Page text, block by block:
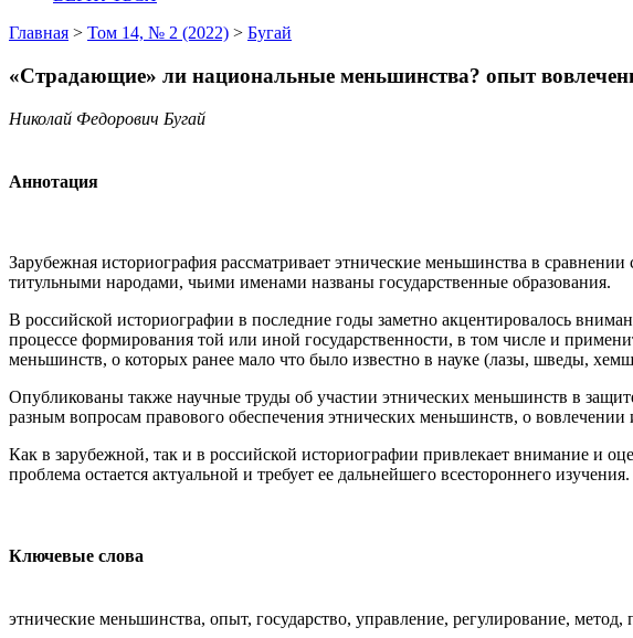
Главная > Том 14, № 2 (2022) > Бугай
«Страдающие» ли национальные меньшинства? опыт
Николай Федорович Бугай
Аннотация
Зарубежная историография рассматривает этнические меньшинства в
титульными народами, чьими именами названы государственные образования.
В российской историографии в последние годы заметно акцентировалось
процессе формирования той или иной государственности, в том числе и
меньшинств, о которых ранее мало что было известно в науке (лазы, шведы,
Опубликованы также научные труды об участии этнических меньшинств в
разным вопросам правового обеспечения этнических меньшинств, о
Как в зарубежной, так и в российской историографии привлекает внимание и
проблема остается актуальной и требует ее дальнейшего всестороннего изучения.
Ключевые слова
этнические меньшинства, опыт, государство, управление, регулирование,